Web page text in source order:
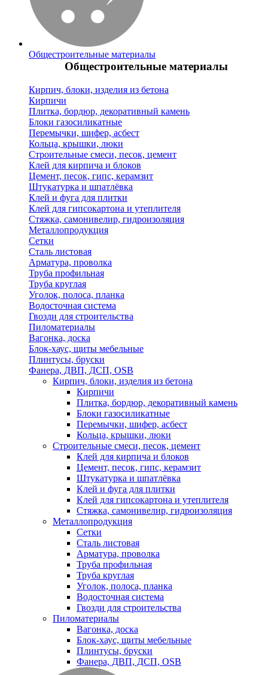
Общестроительные материалы
Общестроительные материалы
Кирпич, блоки, изделия из бетона
Кирпичи
Плитка, бордюр, декоративный камень
Блоки газосиликатные
Перемычки, шифер, асбест
Кольца, крышки, люки
Строительные смеси, песок, цемент
Клей для кирпича и блоков
Цемент, песок, гипс, керамзит
Штукатурка и шпатлёвка
Клей и фуга для плитки
Клей для гипсокартона и утеплителя
Стяжка, самонивелир, гидроизоляция
Металлопродукция
Сетки
Сталь листовая
Арматура, проволка
Труба профильная
Труба круглая
Уголок, полоса, планка
Водосточная система
Гвозди для строительства
Пиломатериалы
Вагонка, доска
Блок-хаус, щиты мебельные
Плинтусы, бруски
Фанера, ДВП, ДСП, OSB
Кирпич, блоки, изделия из бетона
Кирпичи
Плитка, бордюр, декоративный камень
Блоки газосиликатные
Перемычки, шифер, асбест
Кольца, крышки, люки
Строительные смеси, песок, цемент
Клей для кирпича и блоков
Цемент, песок, гипс, керамзит
Штукатурка и шпатлёвка
Клей и фуга для плитки
Клей для гипсокартона и утеплителя
Стяжка, самонивелир, гидроизоляция
Металлопродукция
Сетки
Сталь листовая
Арматура, проволка
Труба профильная
Труба круглая
Уголок, полоса, планка
Водосточная система
Гвозди для строительства
Пиломатериалы
Вагонка, доска
Блок-хаус, щиты мебельные
Плинтусы, бруски
Фанера, ДВП, ДСП, OSB